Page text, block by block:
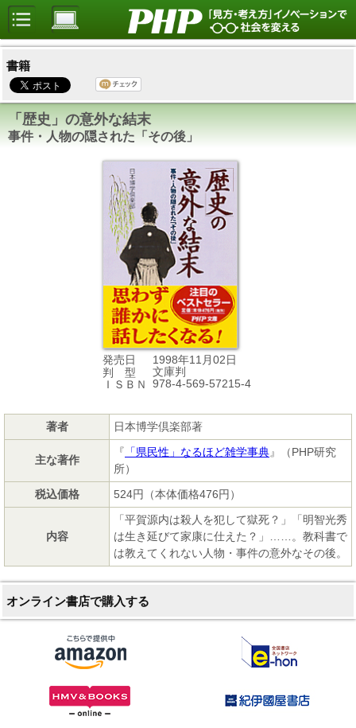
書籍
「歴史」の意外な結末
事件・人物の隠された「その後」
発売日
1998年11月02日
判 型
文庫判
ＩＳＢＮ
978-4-569-57215-4
著者 日本博学倶楽部著
主な著作
『 「県民性」なるほど雑学事典』（PHP研究
所）
税込価格
524円（本体価格476円）
内容
「平賀源内は殺人を犯して獄死？」「明智光秀
は生き延びて家康に仕えた？」……。教科書で
は教えてくれない人物・事件の意外なその後。
オンライン書店で購入する